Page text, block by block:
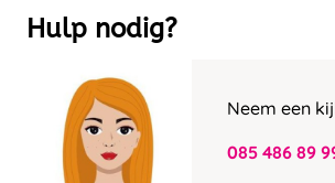
Hulp nodig?
Neem een
085 486 89